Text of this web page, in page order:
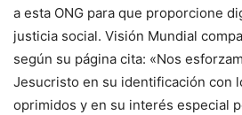
a esta ONG para que proporcione
justicia social. Visión Mundial
según su página cita: «Nos
Jesucristo en su identificación con
oprimidos y en su interés especial